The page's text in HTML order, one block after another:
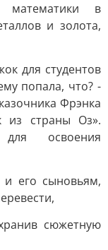
математики в
и золота,
для студентов
попала, что? -
Фрэнка
из страны Оз».
освоения
и его сыновьям,
сюжетную